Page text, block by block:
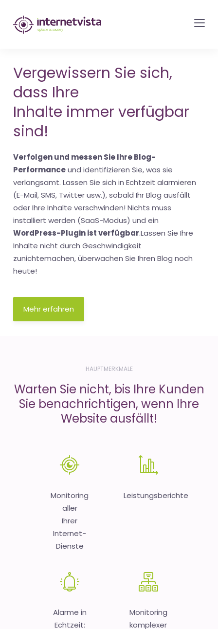
internetvista
Monitoring
Überwachung
von
Websites
und
Internet-
Diensten
-
Uptime
is
Money
Vergewissern Sie sich,
dass Ihre
Inhalte immer verfügbar
sind!
Verfolgen und messen Sie Ihre Blog-
Performanceund identifizieren Sie, was sie
verlangsamt. Lassen Sie sich in Echtzeit alarmieren
(E-Mail, SMS, Twitter usw.), sobald Ihr Blog ausfällt
oder Ihre Inhalte verschwinden! Nichts muss
installiert werden (SaaS-Modus) und ein
WordPress-Plugin ist verfügbar.Lassen Sie Ihre
Inhalte nicht durch Geschwindigkeit
zunichtemachen, überwachen Sie Ihren Blog noch
heute!
Mehr erfahren
HAUPTMERKMALE
Warten Sie nicht, bis Ihre Kunden
Sie benachrichtigen, wenn Ihre
Website ausfällt!
Monitoring
aller
Ihrer
Internet-
Dienste
Leistungsberichte
Alarme in
Echtzeit:
Monitoring
komplexer